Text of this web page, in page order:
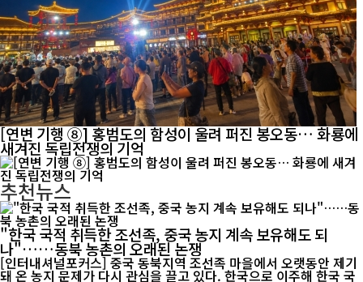
[연변 기행 ⑧] 홍범도의 함성이 울려 퍼진 봉오동… 화룡에
새겨진 독립전쟁의 기억
추천뉴스
"한국 국적 취득한 조선족, 중국 농지 계속 보유해도 되
나"……동북 농촌의 오래된 논쟁
[인터내셔널포커스] 중국 동북지역 조선족 마을에서 오랫동안 제기
돼 온 농지 문제가 다시 관심을 끌고 있다. 한국으로 이주해 한국 국